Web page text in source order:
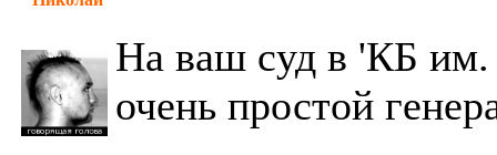
На ваш суд в 'КБ
очень простой